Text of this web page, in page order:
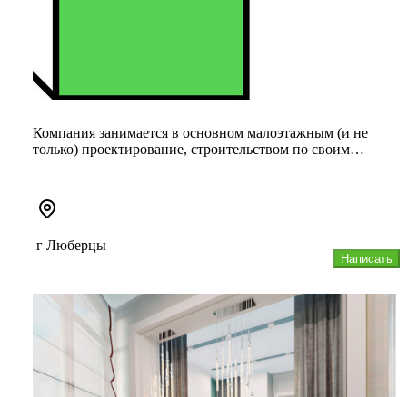
Компания занимается в основном малоэтажным (и не
только) проектирование, строительством по своим
Написать
г Люберцы